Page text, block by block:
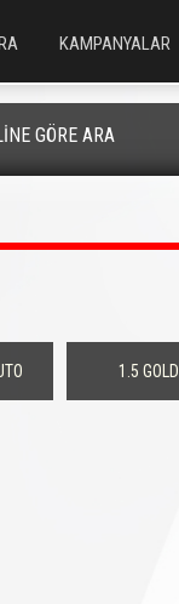
KAMPANYALAR
GÖRE ARA
1.5 GOLD